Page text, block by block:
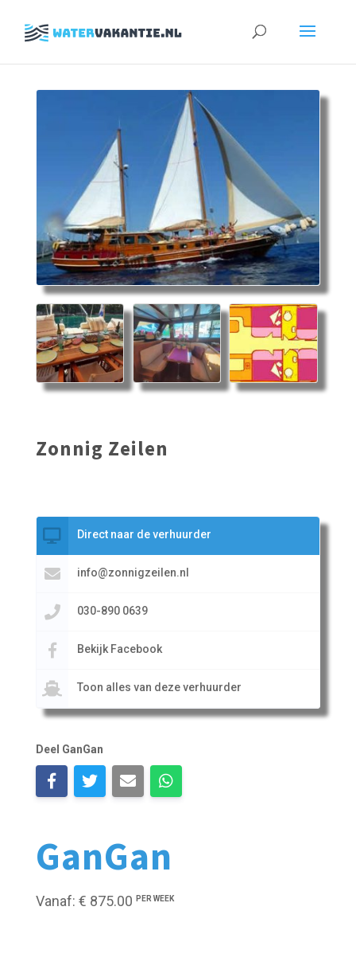
Zoeken
GanGan
Vanaf: € 875.00 PER WEEK
Zonnig Zeilen
Direct naar de verhuurder
info@zonnigzeilen.nl
030-890 0639
Bekijk Facebook
Toon alles van deze verhuurder
Deel GanGan